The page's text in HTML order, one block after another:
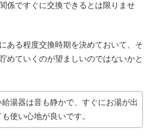
係ですぐに交換できるとは限りませ
ある程度交換時期を決めておいて、そ
めていくのが望ましいのではないかと
給湯器は音も静かで、すぐにお湯が出
使い心地が良いです。